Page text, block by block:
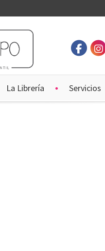
La Librería Servicios